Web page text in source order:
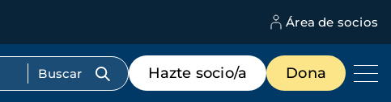
Área de socios
Menú
de
destacados
Hazte socio/a Dona